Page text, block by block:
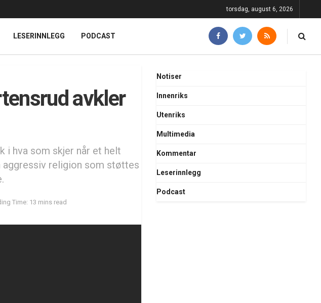
torsdag, august 6, 2026
LESERINNLEGG PODCAST
avkler
i hva som skjer når et helt
aggressiv religion som støttes
Time: 13 mins read
Notiser
Innenriks
Utenriks
Multimedia
Kommentar
Leserinnlegg
Podcast